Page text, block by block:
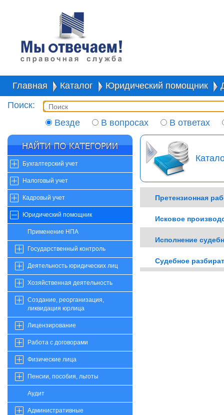
Главная Каталог Юридический помощник
Поиск:
Везде
В вопросах В ответах
Бухгалтерский учет
Налоговый учет
Кадровый учет
Юридический помощник
Применение НПА
Государственный контроль
Деятельность юридических лиц
Хозяйственная деятельность
Создание, реорганизация,
ликвидация юрлица
Лицензирование
Работа с договорами
Физические лица
Пенсии, пособия, льготы
Аудит
Административные
Претензионная
Исковое
Исполнение
Судебное